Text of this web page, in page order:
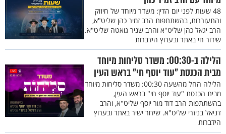
48 שעות לפני יום הדין: משדר מיוחד של חיזוק
והתעוררות, בהשתתפות הרב זמיר כהן שליט"א,
הרב יגאל כהן שליט"א והרב שניר גואטה שליט"א.
שידור חי באתר ובערוץ הידברות
הלילה ב-00:30: משדר סליחות מיוחד
מבית הכנסת "עוד יוסף חי" בראש העין
הלילה החל מהשעה 00:30: משדר סליחות מיוחד
מבית הכנסת "עוד יוסף חי" בראש העין,
בהשתתפות הרב דוד מור יוסף שליט"א, והרב
דניאל בניזרי שליט"א. שידור ישיר באתר ובערוץ
הידברות